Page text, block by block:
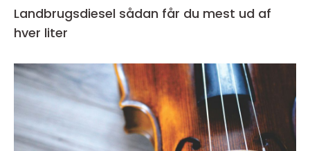
Landbrugsdiesel sådan får du mest ud af
hver liter